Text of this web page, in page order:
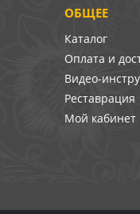
ОБЩЕЕ
Каталог
Оплата и
Видео-
Реставрация
Мой кабинет